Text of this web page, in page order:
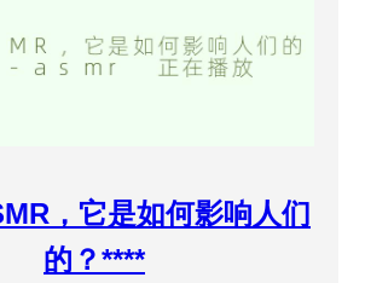
，它是如何影响人们
的？****